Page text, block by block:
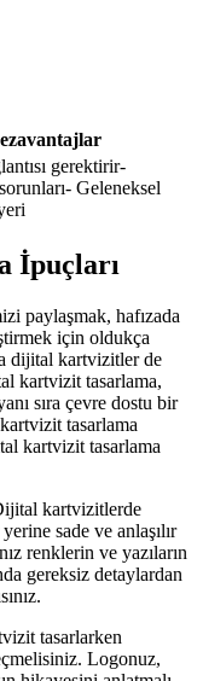
gerektirir-
Geleneksel
İpuçları
paylaşmak, hafızada
için oldukça
dijital kartvizitler de
kartvizit tasarlama,
sıra çevre dostu bir
tasarlama
kartvizit tasarlama
kartvizitlerde
sade ve anlaşılır
renklerin ve yazıların
gereksiz detaylardan
tasarlarken
Logonuz,